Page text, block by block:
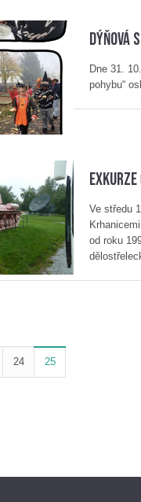
Dýňová
Dne 31.
pohybu“
Ve středu
od roku
24 25